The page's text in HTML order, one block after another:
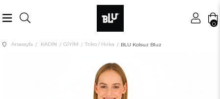
0
Anasayfa KADIN GİYİM Triko / Hırka BLU Kolsuz Bluz